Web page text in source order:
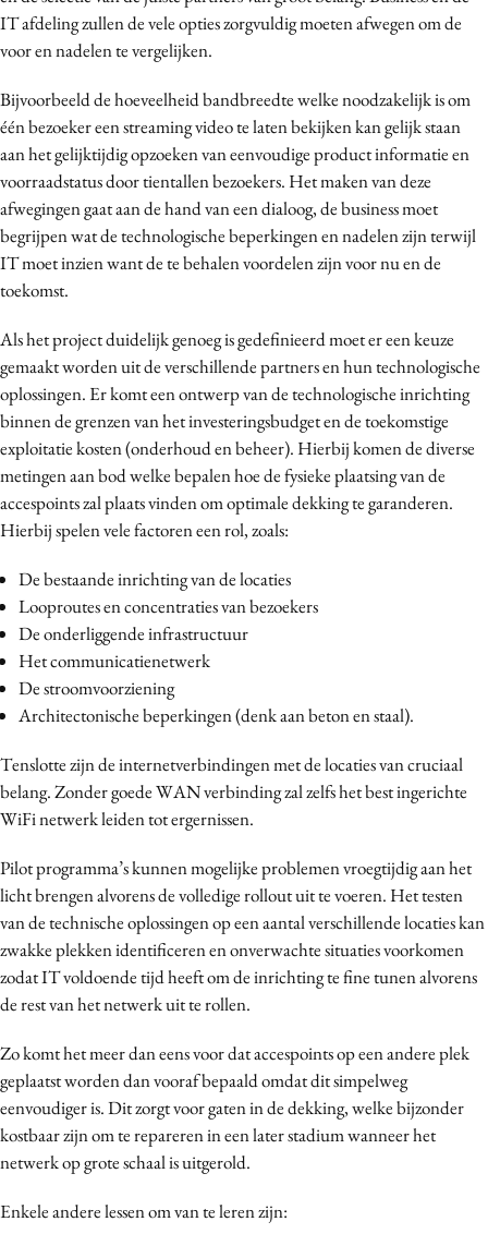
IT afdeling zullen de vele opties zorgvuldig moeten afwegen om de
voor en nadelen te vergelijken.
Bijvoorbeeld de hoeveelheid bandbreedte welke noodzakelijk is om
één bezoeker een streaming video te laten bekijken kan gelijk staan
aan het gelijktijdig opzoeken van eenvoudige product informatie en
voorraadstatus door tientallen bezoekers. Het maken van deze
afwegingen gaat aan de hand van een dialoog, de business moet
begrijpen wat de technologische beperkingen en nadelen zijn terwijl
IT moet inzien want de te behalen voordelen zijn voor nu en de
toekomst.
Als het project duidelijk genoeg is gedefinieerd moet er een keuze
gemaakt worden uit de verschillende partners en hun technologische
oplossingen. Er komt een ontwerp van de technologische inrichting
binnen de grenzen van het investeringsbudget en de toekomstige
exploitatie kosten (onderhoud en beheer). Hierbij komen de diverse
metingen aan bod welke bepalen hoe de fysieke plaatsing van de
accespoints zal plaats vinden om optimale dekking te garanderen.
Hierbij spelen vele factoren een rol, zoals:
De bestaande inrichting van de locaties
Looproutes en concentraties van bezoekers
De onderliggende infrastructuur
Het communicatienetwerk
De stroomvoorziening
Architectonische beperkingen (denk aan beton en staal).
Tenslotte zijn de internetverbindingen met de locaties van cruciaal
belang. Zonder goede WAN verbinding zal zelfs het best ingerichte
WiFi netwerk leiden tot ergernissen.
Pilot programma’s kunnen mogelijke problemen vroegtijdig aan het
licht brengen alvorens de volledige rollout uit te voeren. Het testen
van de technische oplossingen op een aantal verschillende locaties kan
zwakke plekken identificeren en onverwachte situaties voorkomen
zodat IT voldoende tijd heeft om de inrichting te fine tunen alvorens
de rest van het netwerk uit te rollen.
Zo komt het meer dan eens voor dat accespoints op een andere plek
geplaatst worden dan vooraf bepaald omdat dit simpelweg
eenvoudiger is. Dit zorgt voor gaten in de dekking, welke bijzonder
kostbaar zijn om te repareren in een later stadium wanneer het
netwerk op grote schaal is uitgerold.
Enkele andere lessen om van te leren zijn: